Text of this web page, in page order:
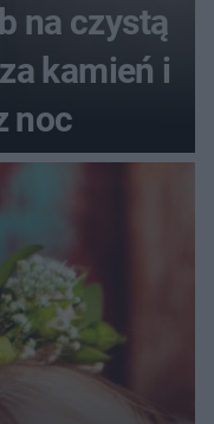
na czystą
kamień i
noc